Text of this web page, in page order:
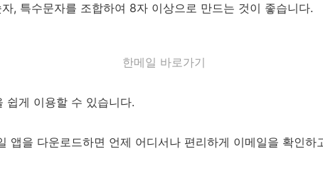
, 특수문자를 조합하여 8자 이상으로 만드는 것이 좋습니다.
한메일 바로가기
쉽게 이용할 수 있습니다.
앱을 다운로드하면 언제 어디서나 편리하게 이메일을 확인하